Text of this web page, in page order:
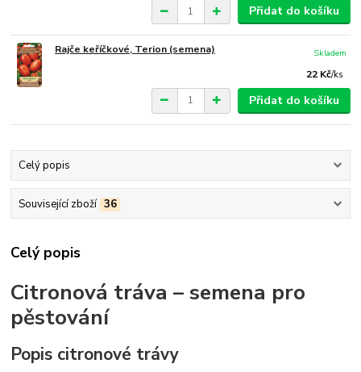
Přidat do košíku
Rajče keříčkové, Terion (semena)
22 Kč/ks
Skladem
Přidat do košíku
Celý popis
Související zboží 36
Celý popis
Citronová tráva – semena pro
pěstování
Popis citronové trávy